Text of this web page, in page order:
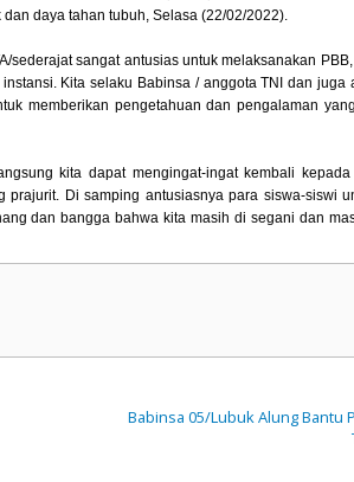
daya tahan tubuh, Selasa (22/02/2022).
sederajat sangat antusias untuk melaksanakan
Kita selaku Babinsa / anggota TNI dan juga
memberikan pengetahuan dan pengalaman
kita dapat mengingat-ingat kembali
Di samping antusiasnya para siswa-siswi
dan bangga bahwa kita masih di segani dan
Babinsa 05/Lubuk Alung Bantu